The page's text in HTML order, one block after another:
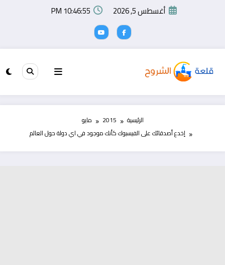
أغسطس 5, 2026 10:46:55 PM
الرئيسية 2015
مايو
إخدع أصدقائك على الفيسبوك كأنك موجود في اي دولة حول العالم